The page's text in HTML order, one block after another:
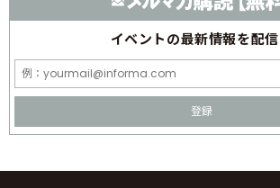
イベントの最新情報を配信
登録